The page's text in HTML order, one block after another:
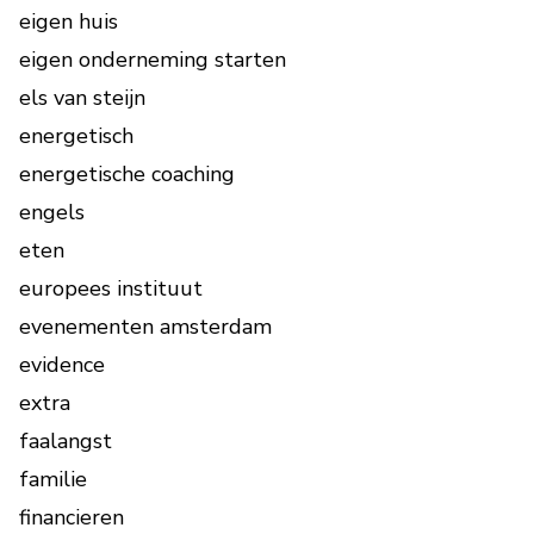
eigen huis
eigen onderneming starten
els van steijn
energetisch
energetische coaching
engels
eten
europees instituut
evenementen amsterdam
evidence
extra
faalangst
familie
financieren